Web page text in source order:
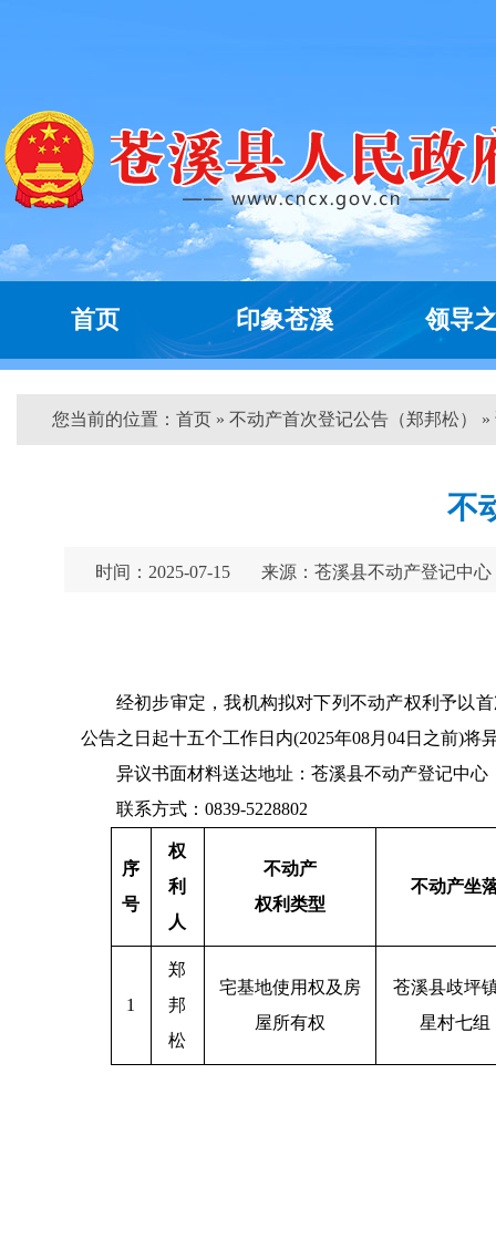
首页 印象苍溪 领导
您当前的位置： 首页 » 不动产首次登记公告（郑邦松） »
不
时间：2025-07-15 来源：苍溪县不动产登记中心
经初步审定，我机构拟对下列不动产权利予以
公告之日起十五个工作日内(2025年08月04日之前)
异议书面材料送达地址：苍溪县不动产登记中
联系方式：0839-5228802
序
号
权
利
人
不动产
权利类型
不动产坐
1
郑
邦
松
宅基地使用权及房
屋所有权
苍溪县歧坪
星村七组